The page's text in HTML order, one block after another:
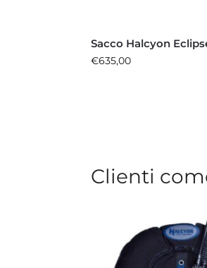
Sacco Halcyon
€635,00
Clienti